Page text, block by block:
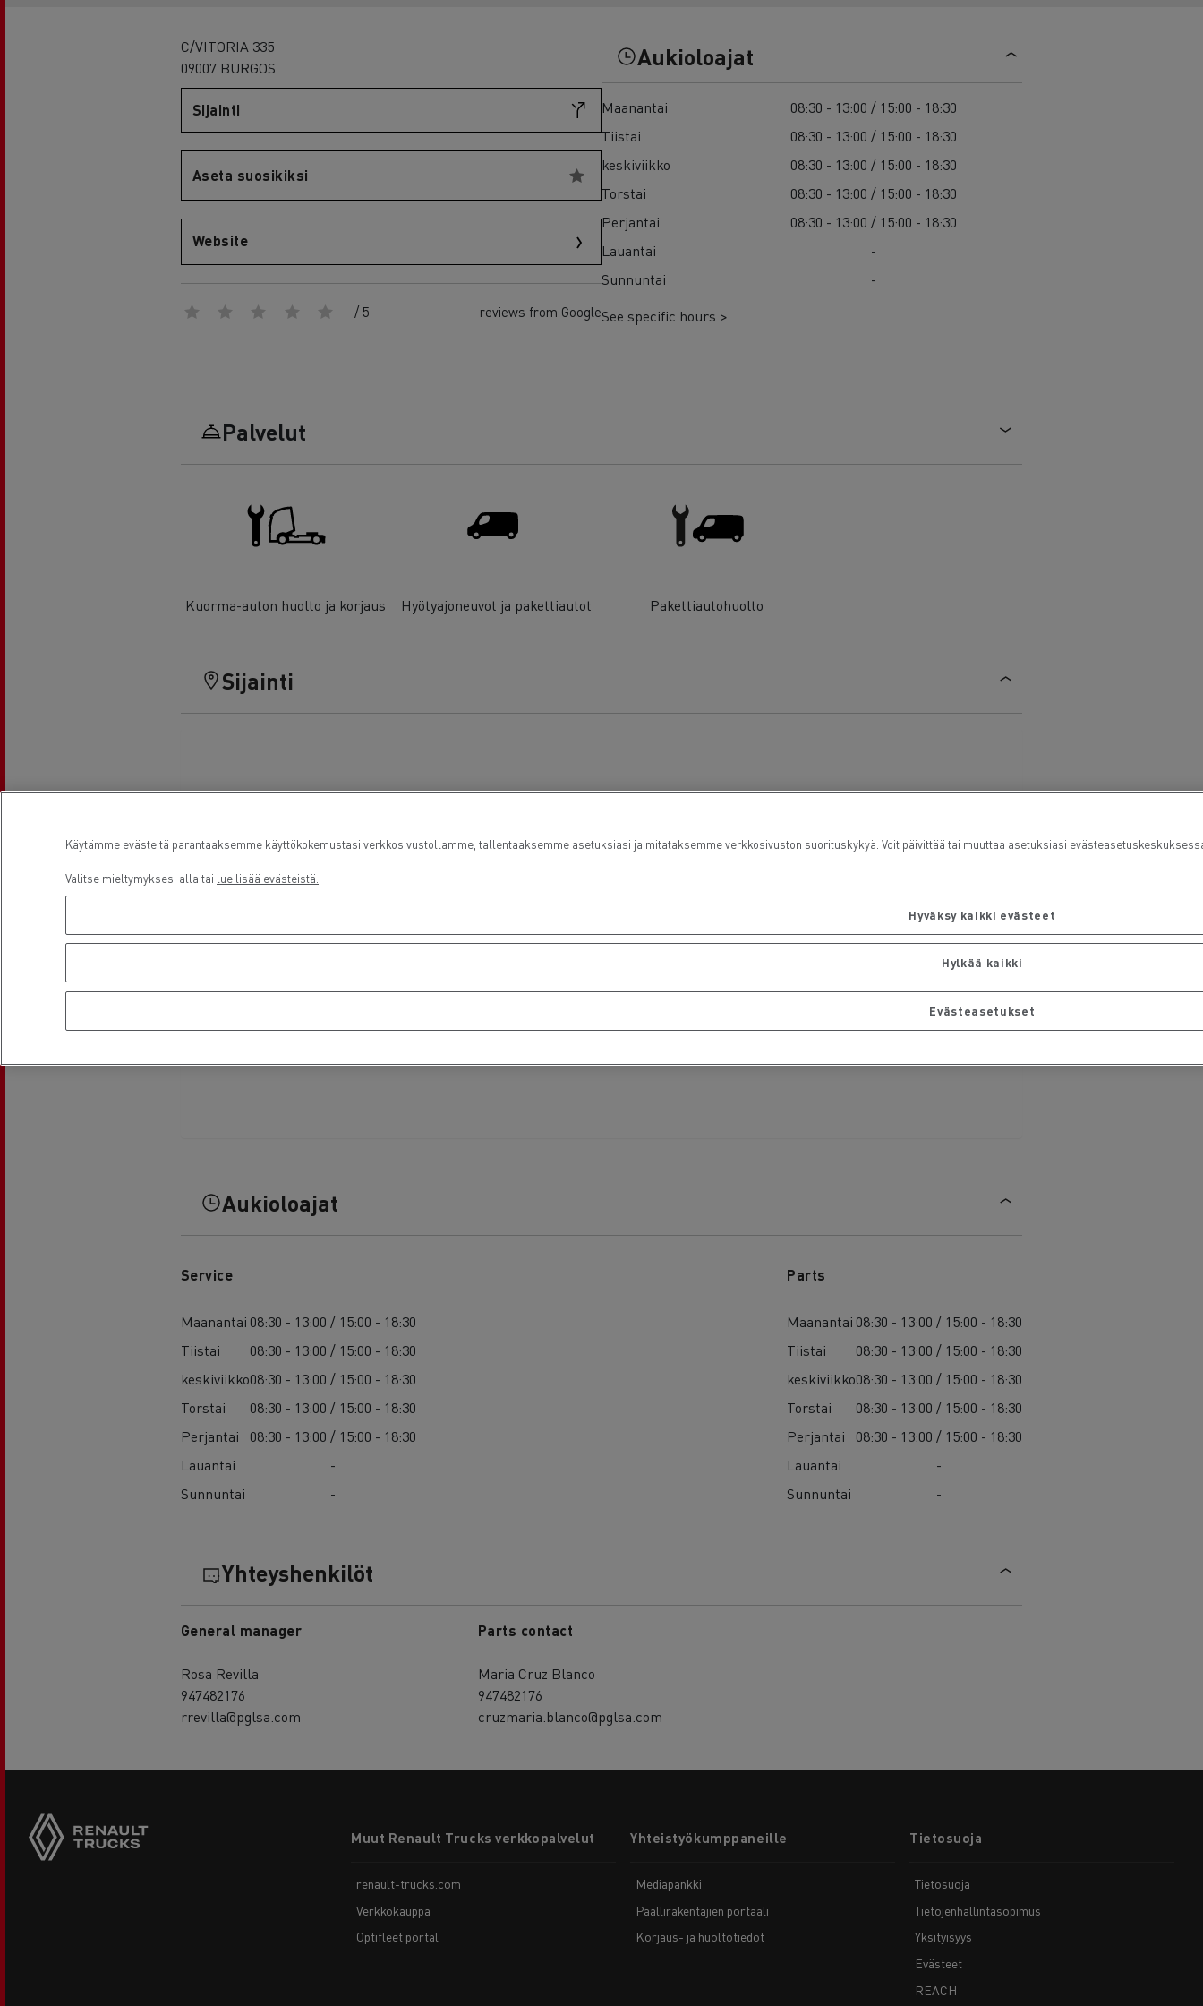
Toimitusta varten
C/VITORIA 335
09007 BURGOS
Sijainti
Aseta suosikiksi
Website
/ 5 reviews from Google
Aukioloajat
Maanantai
08:30 - 13:00 / 15:00 - 18:30
Tiistai
08:30 - 13:00 / 15:00 - 18:30
keskiviikko
08:30 - 13:00 / 15:00 - 18:30
Torstai
08:30 - 13:00 / 15:00 - 18:30
Perjantai
08:30 - 13:00 / 15:00 - 18:30
Lauantai
-
Sunnuntai
-
See specific hours >
Palvelut
Kuorma-auton huolto ja korjaus Hyötyajoneuvot ja pakettiautot Pakettiautohuolto
Sijainti
Aukioloajat
Service
Maanantai 08:30 - 13:00 / 15:00 - 18:30
Tiistai
08:30 - 13:00 / 15:00 - 18:30
keskiviikko08:30 - 13:00 / 15:00 - 18:30
Torstai
08:30 - 13:00 / 15:00 - 18:30
Perjantai
08:30 - 13:00 / 15:00 - 18:30
Lauantai
-
Sunnuntai
-
Parts
Maanantai 08:30 - 13:00 / 15:00 - 18:30
Tiistai
08:30 - 13:00 / 15:00 - 18:30
keskiviikko08:30 - 13:00 / 15:00 - 18:30
Torstai
08:30 - 13:00 / 15:00 - 18:30
Perjantai
08:30 - 13:00 / 15:00 - 18:30
Lauantai
-
Sunnuntai
-
Yhteyshenkilöt
General manager
Rosa Revilla
947482176
rrevilla@pglsa.com
Parts contact
Maria Cruz Blanco
947482176
cruzmaria.blanco@pglsa.com
menuMuut Renault Trucks verkkopalvelut
renault-trucks.com
Verkkokauppa
Optifleet portal
Yhteistyökumppaneille
Mediapankki
Päällirakentajien portaali
Korjaus- ja huoltotiedot
Tietosuoja
Tietosuoja
Tietojenhallintasopimus
Yksityisyys
Evästeet
REACH
Käytämme evästeitä parantaaksemme käyttökokemustasi verkkosivustollamme, tallentaaksemme asetuksiasi ja mitataksemme verkkosivuston suorituskykyä. Voit päivittää tai muuttaa asetuksiasi
Valitse mieltymyksesi alla tai lue lisää evästeistä.
Hyväksy kaikki evästeet
Hylkää kaikki
Evästeasetukset